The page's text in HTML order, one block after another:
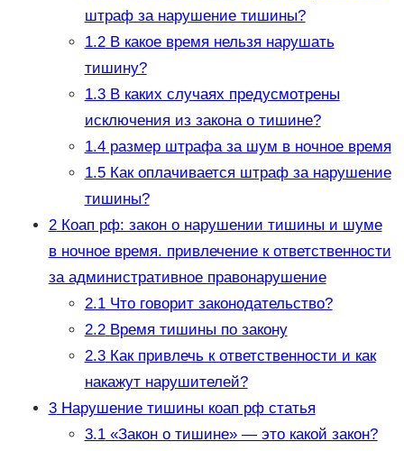
штраф за нарушение тишины?
1.2В какое время нельзя нарушать
тишину?
1.3В каких случаях предусмотрены
исключения из закона о тишине?
1.4размер штрафа за шум в ночное время
1.5Как оплачивается штраф за нарушение
тишины?
2Коап рф: закон о нарушении тишины и шуме
в ночное время. привлечение к ответственности
за административное правонарушение
2.1Что говорит законодательство?
2.2Время тишины по закону
2.3Как привлечь к ответственности и как
накажут нарушителей?
3Нарушение тишины коап рф статья
3.1«Закон о тишине» — это какой закон?